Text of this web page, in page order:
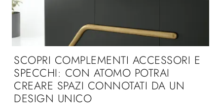
SCOPRI COMPLEMENTI ACCESSORI E
SPECCHI: CON ATOMO POTRAI
CREARE SPAZI CONNOTATI DA UN
DESIGN UNICO